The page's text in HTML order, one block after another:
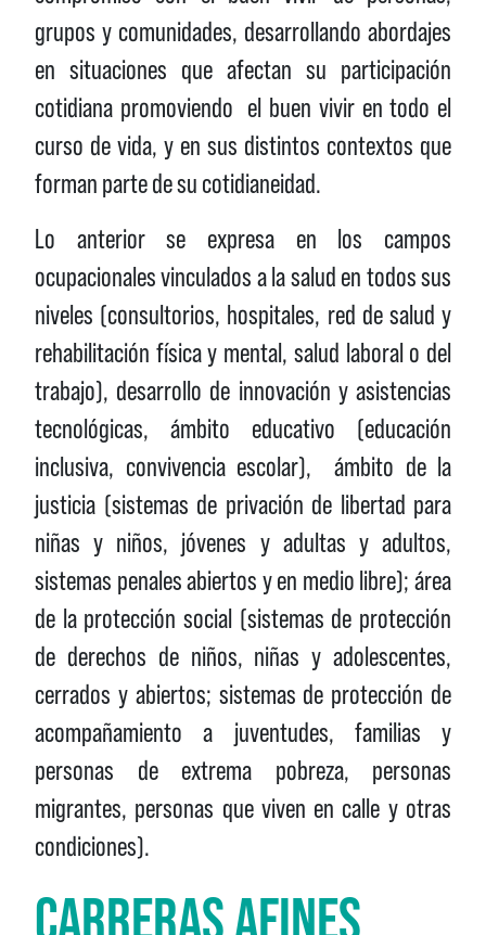
grupos y comunidades, desarrollando abordajes
en situaciones que afectan su participación
cotidiana promoviendo el buen vivir en todo el
curso de vida, y en sus distintos contextos que
forman parte de su cotidianeidad.
Lo anterior se expresa en los campos
ocupacionales vinculados a la salud en todos sus
niveles (consultorios, hospitales, red de salud y
rehabilitación física y mental, salud laboral o del
trabajo), desarrollo de innovación y asistencias
tecnológicas, ámbito educativo (educación
inclusiva, convivencia escolar), ámbito de la
justicia (sistemas de privación de libertad para
niñas y niños, jóvenes y adultas y adultos,
sistemas penales abiertos y en medio libre); área
de la protección social (sistemas de protección
de derechos de niños, niñas y adolescentes,
cerrados y abiertos; sistemas de protección de
acompañamiento a juventudes, familias y
personas de extrema pobreza, personas
migrantes, personas que viven en calle y otras
condiciones).
CARRERAS AFINES